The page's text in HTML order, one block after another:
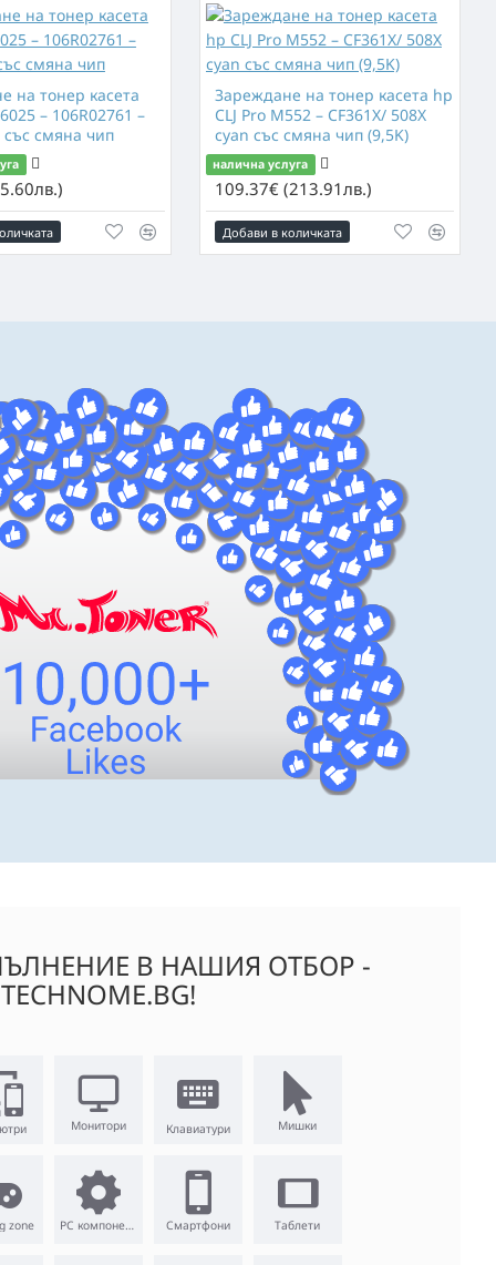
на тонер касета
– 106R02761 –
със смяна чип
Зареждане нa тонер касета hp
CLJ Pro M552 – CF361X/ 508X
cyan със смяна чип (9,5K)
налична услуга
109.37€ (213.91лв.)
Добави в количката
В НАШИЯ ОТБОР -
TECHNOME.BG!
Монитори Клавиатури Мишки
zone PC компоненти Смартфони Таблети